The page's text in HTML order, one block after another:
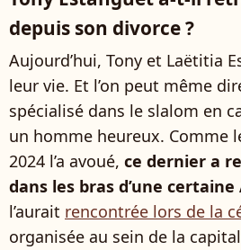
depuis son divorce ?
Aujourd’hui, Tony et Laëtitia
leur vie. Et l’on peut même
spécialisé dans le slalom en
un homme heureux. Comme
2024 l’a avoué, ce dernier a
dans les bras d’une certaine
l’aurait rencontrée lors de la
organisée au sein de la